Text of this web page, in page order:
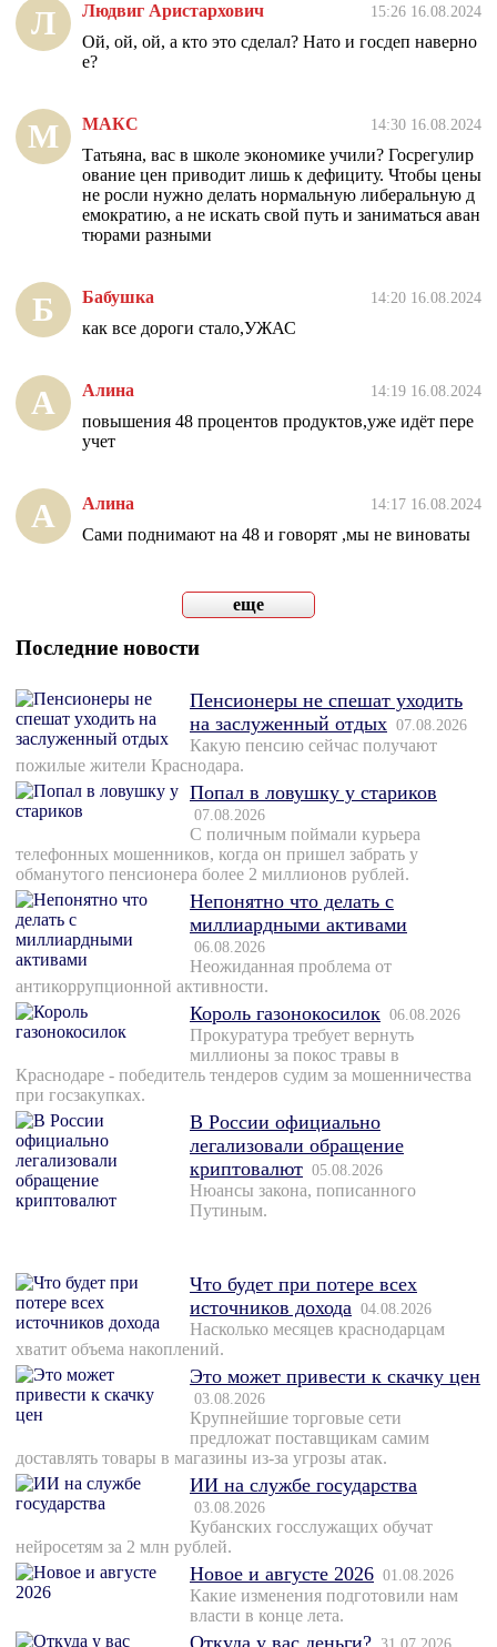
Л Людвиг Аристархович 15:26 16.08.2024
Ой, ой, ой, а кто это сделал? Нато и госдеп наверно
е?
М МАКС 14:30 16.08.2024
Татьяна, вас в школе экономике учили? Госрегулир
ование цен приводит лишь к дефициту. Чтобы цены
не росли нужно делать нормальную либеральную д
емократию, а не искать свой путь и заниматься аван
тюрами разными
Б Бабушка 14:20 16.08.2024
как все дороги стало,УЖАС
А Алина 14:19 16.08.2024
повышения 48 процентов продуктов,уже идёт пере
учет
А Алина 14:17 16.08.2024
Сами поднимают на 48 и говорят ,мы не виноваты
еще
Последние новости
Пенсионеры не спешат уходить
на заслуженный отдых 07.08.2026
Какую пенсию сейчас получают
пожилые жители Краснодара.
Попал в ловушку у стариков
07.08.2026
С поличным поймали курьера
телефонных мошенников, когда он пришел забрать у
обманутого пенсионера более 2 миллионов рублей.
Непонятно что делать с
миллиардными активами
06.08.2026
Неожиданная проблема от
антикоррупционной активности.
Король газонокосилок 06.08.2026
Прокуратура требует вернуть
миллионы за покос травы в
Краснодаре - победитель тендеров судим за мошенничества
при госзакупках.
В России официально
легализовали обращение
криптовалют 05.08.2026
Нюансы закона, пописанного
Путиным.
Что будет при потере всех
источников дохода 04.08.2026
Насколько месяцев краснодарцам
хватит объема накоплений.
Это может привести к скачку цен
03.08.2026
Крупнейшие торговые сети
предложат поставщикам самим
доставлять товары в магазины из-за угрозы атак.
ИИ на службе государства
03.08.2026
Кубанских госслужащих обучат
нейросетям за 2 млн рублей.
Новое и августе 2026 01.08.2026
Какие изменения подготовили нам
власти в конце лета.